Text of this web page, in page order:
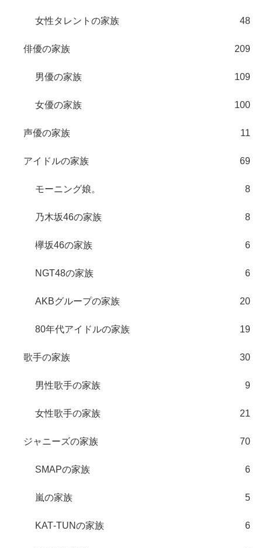
女性タレントの家族 48
俳優の家族 209
男優の家族 109
女優の家族 100
声優の家族 11
アイドルの家族 69
モーニング娘。 8
乃木坂46の家族 8
欅坂46の家族 6
NGT48の家族 6
AKBグループの家族 20
80年代アイドルの家族 19
歌手の家族 30
男性歌手の家族 9
女性歌手の家族 21
ジャニーズの家族 70
SMAPの家族 6
嵐の家族 5
KAT‐TUNの家族 6